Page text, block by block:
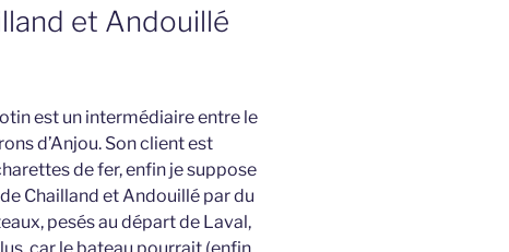
et Andouillé
est un intermédiaire entre le
d’Anjou. Son client est
de fer, enfin je suppose
Chailland et Andouillé par du
pesés au départ de Laval,